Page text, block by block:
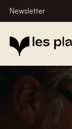
Newsletter